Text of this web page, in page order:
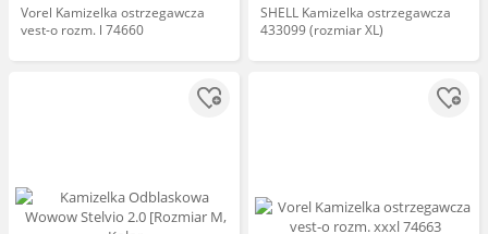
Vorel Kamizelka ostrzegawcza
vest-o rozm. l 74660
SHELL Kamizelka ostrzegawcza
433099 (rozmiar XL)